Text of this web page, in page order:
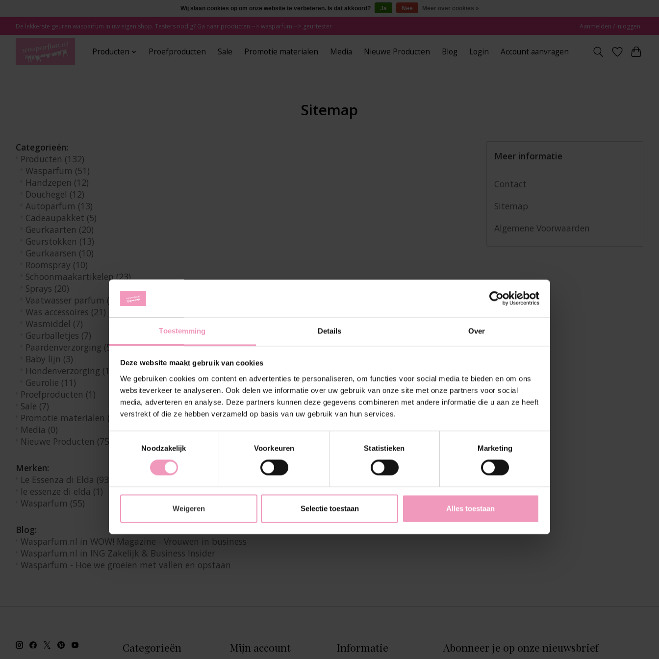
Toestemming Details Over
Deze website maakt gebruik van cookies
We gebruiken cookies om content en advertenties te personaliseren, om functies voor social media te bieden en om ons
websiteverkeer te analyseren. Ook delen we informatie over uw gebruik van onze site met onze partners voor social
media, adverteren en analyse. Deze partners kunnen deze gegevens combineren met andere informatie die u aan ze heeft
verstrekt of die ze hebben verzameld op basis van uw gebruik van hun services.
Noodzakelijk
Voorkeuren Statistieken Marketing
Weigeren Selectie toestaan Alles toestaan
De lekkerste geuren wasparfum in uw eigen shop. Testers nodig? Ga naar producten --> wasparfum --> geurtester Aanmelden / Inloggen
Producten Proefproducten Sale Promotie materialen Media Nieuwe Producten Blog Login Account aanvragen
Sitemap
Categorieën:
Producten (132)
Wasparfum (51)
Handzepen (12)
Douchegel (12)
Autoparfum (13)
Cadeaupakket (5)
Geurkaarten (20)
Geurstokken (13)
Geurkaarsen (10)
Roomspray (10)
Schoonmaakartikelen(23)
Sprays (20)
Vaatwasser parfum (4)
Was accessoires (21)
Wasmiddel (7)
Geurballetjes (7)
Paardenverzorging (5)
Baby lijn (3)
Hondenverzorging (10)
Geurolie (11)
Proefproducten (1)
Sale (7)
Promotie materialen (9)
Media (0)
Nieuwe Producten (75)
Merken:
Le Essenza di Elda (93)
le essenze di elda (1)
Wasparfum (55)
Blog:
Wasparfum.nl in WOW! Magazine - Vrouwen in business
Wasparfum.nl in ING Zakelijk & Business Insider
Wasparfum - Hoe we groeien met vallen en opstaan
Meer informatie
Contact
Sitemap
Algemene Voorwaarden
Categorieën Mijn account Informatie Abonneer je op onze nieuwsbrief
Wij slaan cookies op om onze website te verbeteren. Is dat akkoord? Ja Nee Meer over cookies »